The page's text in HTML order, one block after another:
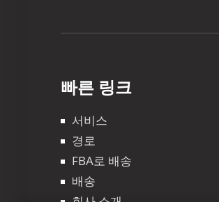
빠른 링크
서비스
경로
FBA로 배송
배송